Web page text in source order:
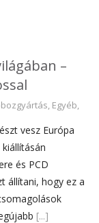
–
, Egyéb,
vesz Európa
és PCD
állítani, hogy ez a
[...]